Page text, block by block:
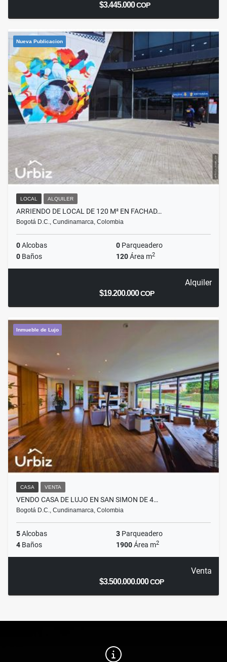
$3.445.000COP
Nueva Publicacion
LOCAL ALQUILER
ARRIENDO DE LOCAL DE 120 M² EN FACHAD…
Bogotá D.C., Cundinamarca, Colombia
0Alcobas 0 Parqueadero
0 Baños 120Área m2
Alquiler
$19.200.000COP
Inmueble de Lujo
CASA VENTA
VENDO CASA DE LUJO EN SAN SIMON DE 4…
Bogotá D.C., Cundinamarca, Colombia
5Alcobas 3 Parqueadero
4 Baños 1900Área m2
Venta
$3.500.000.000COP